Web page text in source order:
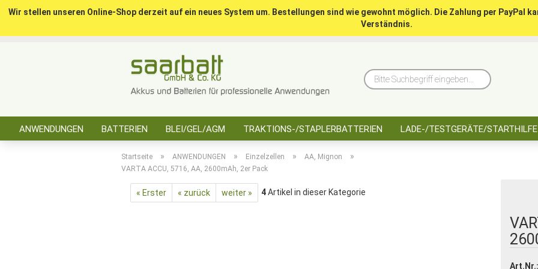
Bitte
Wir stellen unseren Online-Shop derzeit auf ein neues System um. Bestellungen sind wie gewohnt möglich. Die Zahlung per PayPal
Verständnis.
ANWENDUNGEN BATTERIEN BLEI/GEL/AGM TRAKTIONS-/STAPLERBATTERIEN LADE-/TESTGERÄTE/STARTHILFE
Startseite » ANWENDUNGEN » Einzelzellen » AA, Mignon »
VARTA ACCU, 5716, AA, 2600mAh, 2er Pack
« Erster « zurück weiter » 4Artikel in dieser Kategorie
Art.Nr.: